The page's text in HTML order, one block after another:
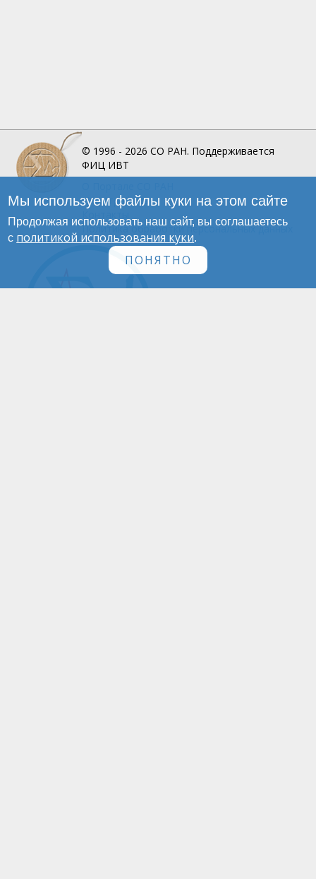
© 1996 - 2026 СО РАН. Поддерживается
ФИЦ ИВТ
Инфографика
Политика обработки персональных данных
Мы используем файлы куки на этом сайте
Продолжая использовать наш сайт, вы соглашаетесь
с политикой использования куки.
ПОНЯТНО